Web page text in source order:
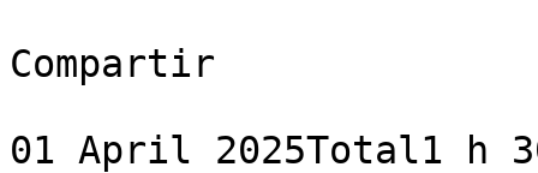
Compartir
01 April 2025Total1 h